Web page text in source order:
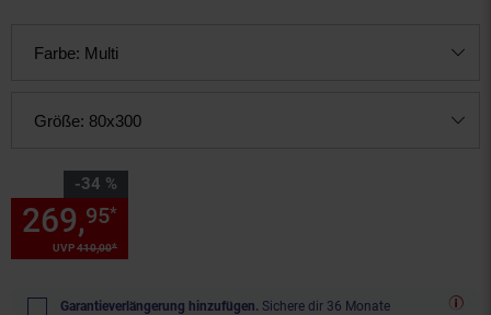
Farbe: Multi
Größe: 80x300
-34 %
Sie Sparen 34 Prozent,
UVP410,00*
269,95*
Garantieverlängerung hinzufügen. Sichere dir 36 Monate